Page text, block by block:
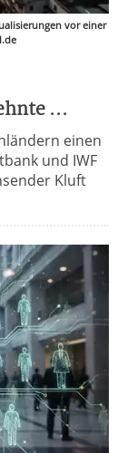
vor einer
...
einen
und IWF
Kluft